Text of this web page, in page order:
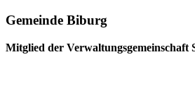
Gemeinde Biburg
Mitglied der Verwaltungsgemeinschaft